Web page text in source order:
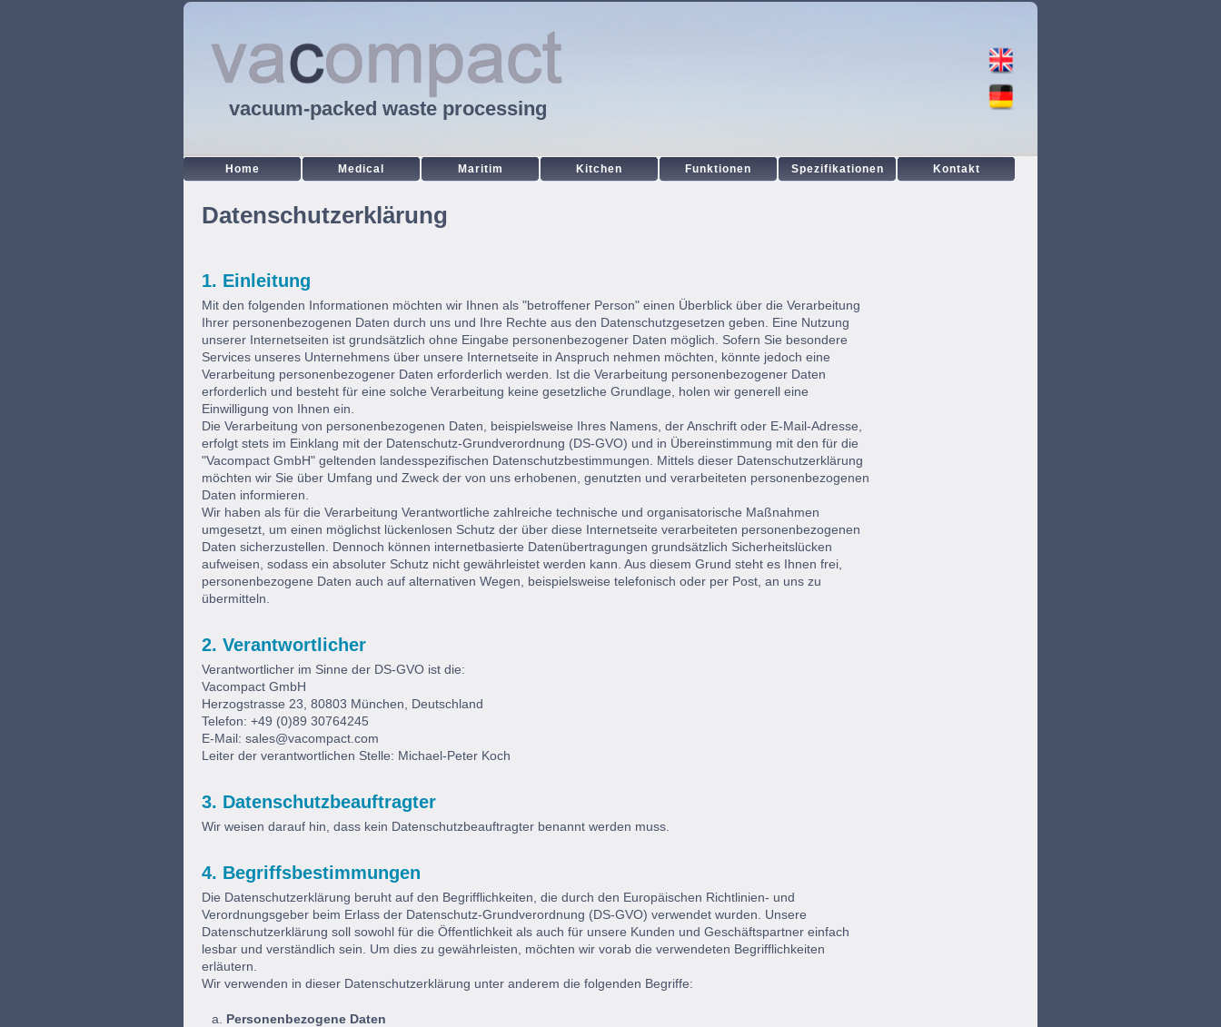
vacuum-packed waste processing
Home Medical Maritim Kitchen Funktionen Spezifikationen Kontakt
Datenschutzerklärung
1. Einleitung
Mit den folgenden Informationen möchten wir Ihnen als "betroffener Person" einen Überblick über die Verarbeitung
Ihrer personenbezogenen Daten durch uns und Ihre Rechte aus den Datenschutzgesetzen geben. Eine Nutzung
unserer Internetseiten ist grundsätzlich ohne Eingabe personenbezogener Daten möglich. Sofern Sie besondere
Services unseres Unternehmens über unsere Internetseite in Anspruch nehmen möchten, könnte jedoch eine
Verarbeitung personenbezogener Daten erforderlich werden. Ist die Verarbeitung personenbezogener Daten
erforderlich und besteht für eine solche Verarbeitung keine gesetzliche Grundlage, holen wir generell eine
Einwilligung von Ihnen ein.
Die Verarbeitung von personenbezogenen Daten, beispielsweise Ihres Namens, der Anschrift oder E-Mail-Adresse,
erfolgt stets im Einklang mit der Datenschutz-Grundverordnung (DS-GVO) und in Übereinstimmung mit den für die
"Vacompact GmbH" geltenden landesspezifischen Datenschutzbestimmungen. Mittels dieser Datenschutzerklärung
möchten wir Sie über Umfang und Zweck der von uns erhobenen, genutzten und verarbeiteten personenbezogenen
Daten informieren.
Wir haben als für die Verarbeitung Verantwortliche zahlreiche technische und organisatorische Maßnahmen
umgesetzt, um einen möglichst lückenlosen Schutz der über diese Internetseite verarbeiteten personenbezogenen
Daten sicherzustellen. Dennoch können internetbasierte Datenübertragungen grundsätzlich Sicherheitslücken
aufweisen, sodass ein absoluter Schutz nicht gewährleistet werden kann. Aus diesem Grund steht es Ihnen frei,
personenbezogene Daten auch auf alternativen Wegen, beispielsweise telefonisch oder per Post, an uns zu
übermitteln.
2. Verantwortlicher
Verantwortlicher im Sinne der DS-GVO ist die:
Vacompact GmbH
Herzogstrasse 23, 80803 München, Deutschland
Telefon: +49 (0)89 30764245
E-Mail: sales@vacompact.com
Leiter der verantwortlichen Stelle: Michael-Peter Koch
3. Datenschutzbeauftragter
Wir weisen darauf hin, dass kein Datenschutzbeauftragter benannt werden muss.
4. Begriffsbestimmungen
Die Datenschutzerklärung beruht auf den Begrifflichkeiten, die durch den Europäischen Richtlinien- und
Verordnungsgeber beim Erlass der Datenschutz-Grundverordnung (DS-GVO) verwendet wurden. Unsere
Datenschutzerklärung soll sowohl für die Öffentlichkeit als auch für unsere Kunden und Geschäftspartner einfach
lesbar und verständlich sein. Um dies zu gewährleisten, möchten wir vorab die verwendeten Begrifflichkeiten
erläutern.
Wir verwenden in dieser Datenschutzerklärung unter anderem die folgenden Begriffe:
Personenbezogene Daten